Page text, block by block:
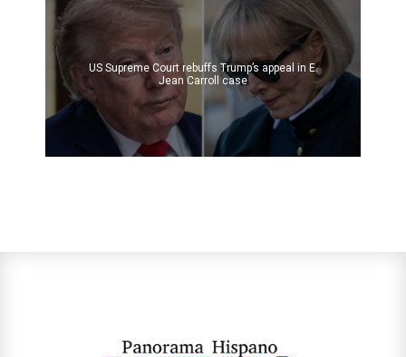
US Supreme Court rebuffs Trump’s appeal in E.
Jean Carroll case